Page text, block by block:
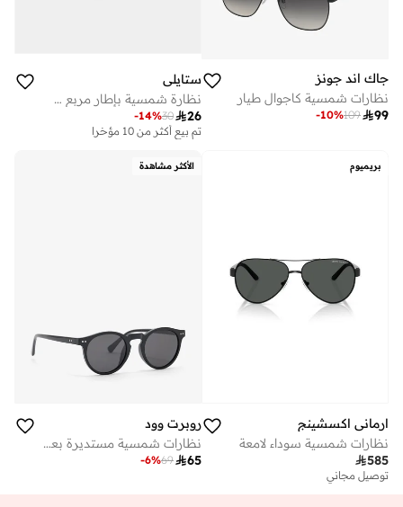
جاك اند جونز
نظارات شمسية كاجوال طيار
99
109
-10%
ستايلي
نظارة شمسية بإطار مربع سادة
26
30
-14%
تم بيع أكثر من 10 مؤخرا
على وشك النفاد
على وشك النفاد
بريميوم
ارماني اكسشينج
نظارات شمسية سوداء لامعة
585
توصيل مجاني
الأكثر مشاهدة
روبرت وود
نظارات شمسية مستديرة بعدسات مستقطبة
65
69
-6%